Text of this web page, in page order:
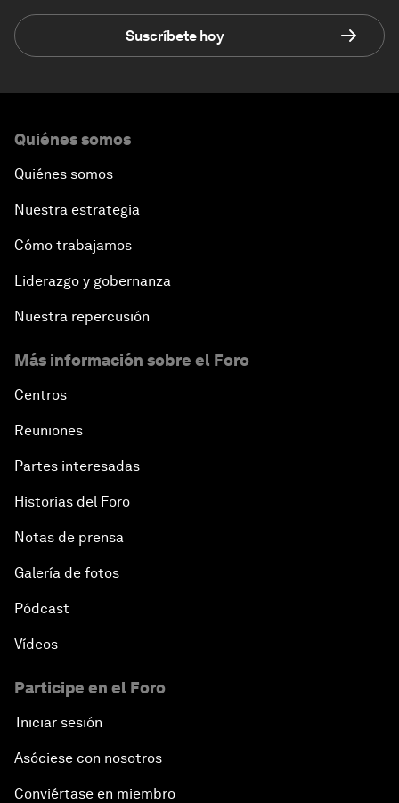
Suscríbete hoy
Quiénes somos
Quiénes somos
Nuestra estrategia
Cómo trabajamos
Liderazgo y gobernanza
Nuestra repercusión
Más información sobre el Foro
Centros
Reuniones
Partes interesadas
Historias del Foro
Notas de prensa
Galería de fotos
Pódcast
Vídeos
Participe en el Foro
Iniciar sesión
Asóciese con nosotros
Conviértase en miembro